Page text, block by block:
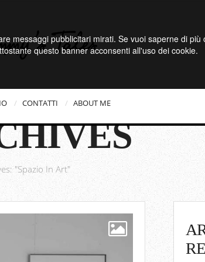
messaggi pubblicitari mirati. Se vuoi saperne di
questo banner acconsenti all'uso dei cookie.
CONTATTI ABOUT ME
"Spazio In Art"